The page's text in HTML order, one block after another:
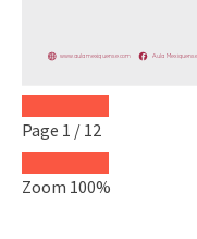
Page 1 / 12
Zoom 100%